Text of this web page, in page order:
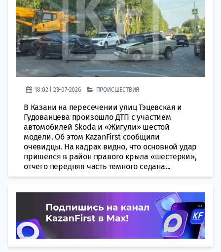
18:02 | 23-07-2026 ПРОИСШЕСТВИЯ
В Казани на пересечении улиц Тэцевская и
Гудованцева произошло ДТП с участием
автомобилей Skoda и «Жигули» шестой
модели. Об этом KazanFirst сообщили
очевидцы. На кадрах видно, что основной удар
пришелся в район правого крыла «шестерки»,
отчего передняя часть темного седана...